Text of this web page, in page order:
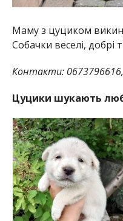
Маму з цуциком
Собачки веселі, добрі
Контакти:
Цуцики шукають